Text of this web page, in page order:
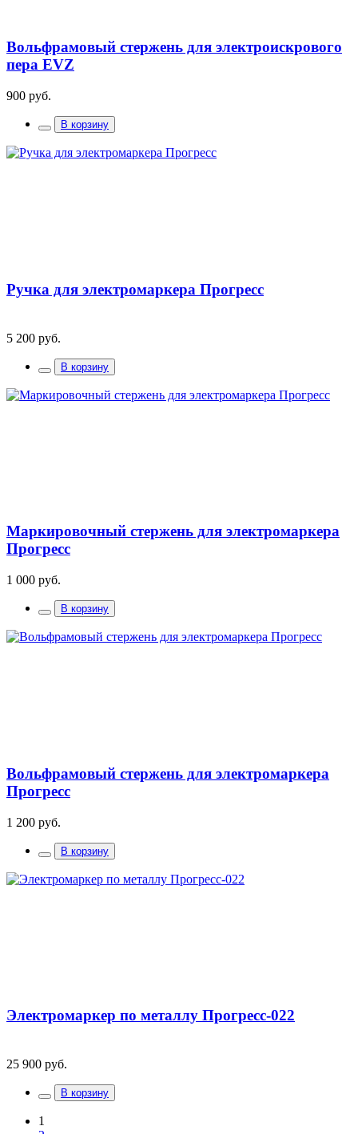
Вольфрамовый стержень для электроискрового
пера EVZ
900 руб.
В корзину
Ручка для электромаркера Прогресс
5 200 руб.
В корзину
Маркировочный стержень для электромаркера
Прогресс
1 000 руб.
В корзину
Вольфрамовый стержень для электромаркера
Прогресс
1 200 руб.
В корзину
Электромаркер по металлу Прогресс-022
25 900 руб.
В корзину
1